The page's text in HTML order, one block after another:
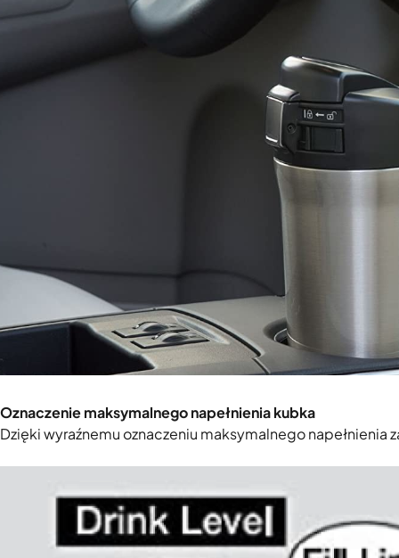
Oznaczenie maksymalnego napełnienia kubka
Dzięki wyraźnemu oznaczeniu maksymalnego